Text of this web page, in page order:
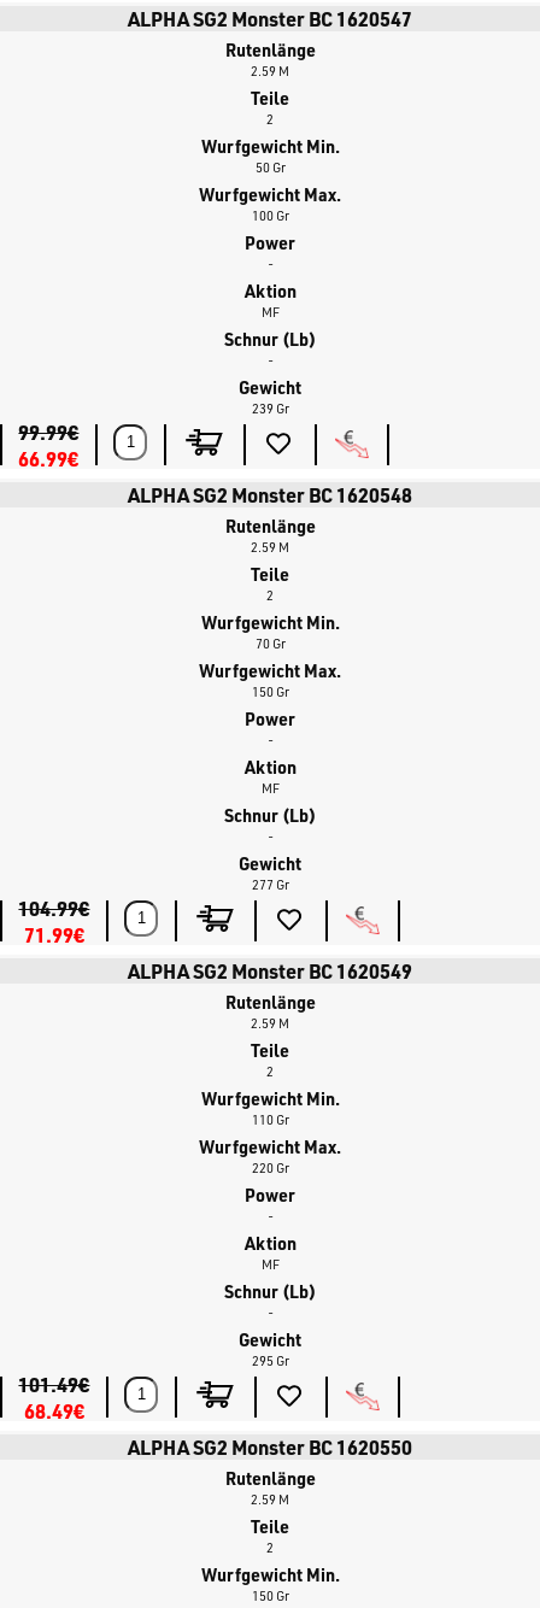
Bassstoreitaly.com, dem größten Online-Shop für
Angelsport in Europa, natürlich sofort lieferbar!
ALPHA SG2 Monster BC 1620547
Rutenlänge
2.59 M
Teile
2
Wurfgewicht Min.
50 Gr
Wurfgewicht Max.
100 Gr
Power
-
Aktion
MF
Schnur (lb)
-
Gewicht
239 Gr
99.99€
66.99€
ALPHA SG2 Monster BC 1620548
Rutenlänge
2.59 M
Teile
2
Wurfgewicht Min.
70 Gr
Wurfgewicht Max.
150 Gr
Power
-
Aktion
MF
Schnur (lb)
-
Gewicht
277 Gr
104.99€
71.99€
ALPHA SG2 Monster BC 1620549
Rutenlänge
2.59 M
Teile
2
Wurfgewicht Min.
110 Gr
Wurfgewicht Max.
220 Gr
Power
-
Aktion
MF
Schnur (lb)
-
Gewicht
295 Gr
101.49€
68.49€
ALPHA SG2 Monster BC 1620550
Rutenlänge
2.59 M
Teile
2
Wurfgewicht Min.
150 Gr